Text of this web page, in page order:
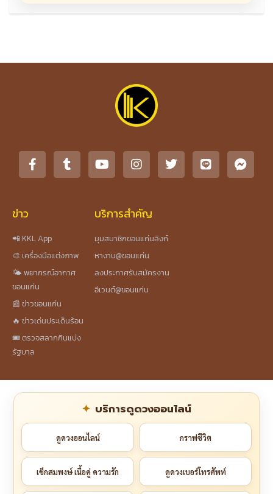
ข่าว
📲 KKL App
🎨 เครื่องมือแต่งภาพ
🌤️ พยากรณ์อากาศ
ขอนแก่น
📰 ข่าวขอนแก่น
🔥 ข่าวเด่นประเด็นร้อน
🎟️ ตรวจสลากกินแบ่ง
รัฐบาล
บริการสำคัญ
มุมสมาชิกขอนแก่นลิงก์
หางาน@ขอนแก่น
ลงประกาศรับสมัครงาน
อีเวนต์@ขอนแก่น
บริการดูดวงออนไลน์
ดูดวงออนไลน์ กราฟชีวิต
เช็กสมพงษ์ เนื้อคู่ ความรัก ดูดวงเบอร์โทรศัพท์